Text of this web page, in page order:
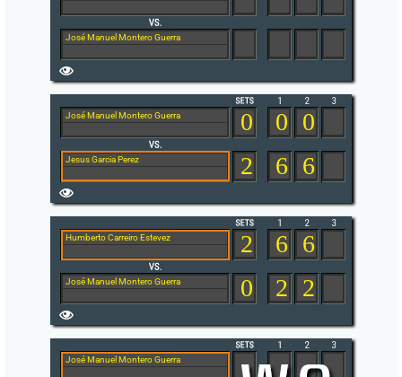
José Manuel Montero Guerra
José Manuel Montero Guerra
Jesus Garcia Perez
0
2
0 0
6 6
Humberto Carreiro Estevez
José Manuel Montero Guerra
2
0
6 6
2 2
José Manuel Montero Guerra